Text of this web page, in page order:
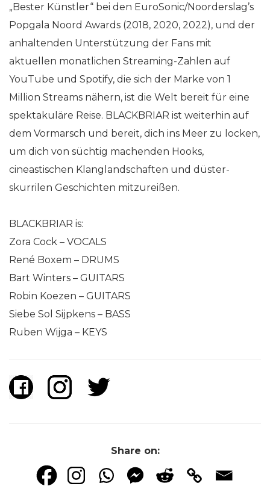
„Bester Künstler“ bei den EuroSonic/Noorderslag’s
Popgala Noord Awards (2018, 2020, 2022), und der
anhaltenden Unterstützung der Fans mit
aktuellen monatlichen Streaming-Zahlen auf
YouTube und Spotify, die sich der Marke von 1
Million Streams nähern, ist die Welt bereit für eine
spektakuläre Reise. BLACKBRIAR ist weiterhin auf
dem Vormarsch und bereit, dich ins Meer zu locken,
um dich von süchtig machenden Hooks,
cineastischen Klanglandschaften und düster-
skurrilen Geschichten mitzureißen.
BLACKBRIAR is:
Zora Cock – VOCALS
René Boxem – DRUMS
Bart Winters – GUITARS
Robin Koezen – GUITARS
Siebe Sol Sijpkens – BASS
Ruben Wijga – KEYS
Share on: